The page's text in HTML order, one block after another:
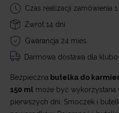
Czas realizacji zamówienia
Zwrot 14 dni
Gwarancja 24 mies.
Darmowa dostawa dla
Bezpieczna butelka do
150 ml może być wykorzystana
pierwszych dni. Smoczek i